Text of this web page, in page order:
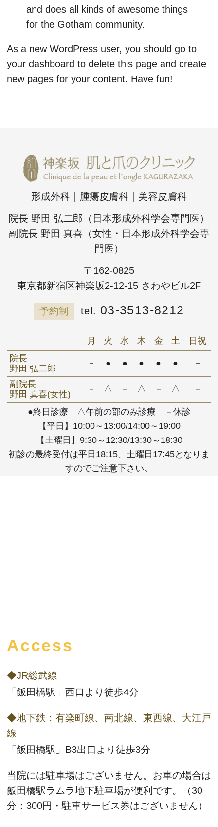
and does all kinds of awesome things
for the Gotham community.
As a new WordPress user, you should go to
your dashboard to delete this page and create
new pages for your content. Have fun!
形成外科｜腫瘍皮膚科｜美容皮膚科
院長 野田 弘二郎（日本形成外科学会専門医）
副院長 野田 真喜（女性・日本形成外科学会専
門医）
〒162-0825
東京都新宿区神楽坂2-12-15 さわやビル2F
予約制 03-3513-8212
●終日診療 △午前の部のみ診療 －休診
【平日】10:00～13:00/14:00～19:00
【土曜日】9:30～12:30/13:30～18:30
初診の最終受付は平日18:15、土曜日17:45となりま
すのでご注意下さい。
月 火 水 木 金 土
日祝
院長
野田 弘二郎
－ ● ● ● ● ● －
副院長
野田 真喜(女性)
－ △ － △ － △ －
Access
◆JR総武線
「飯田橋駅」西口より徒歩4分
◆地下鉄：有楽町線、南北線、東西線、大江戸
線
「飯田橋駅」B3出口より徒歩3分
当院には駐車場はございません。お車の場合は
飯田橋駅ラムラ地下駐車場が便利です。（30
分：300円・駐車サービス券はございません）